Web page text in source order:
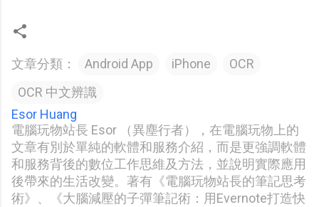
文章分類： Android App iPhone
OCR
OCR 中文辨識
Esor Huang
電腦玩物站長 Esor （異塵行者），在電腦玩物上的
文章有別於單純的軟體和服務介紹，而是更強調軟體
和服務背後的數位工作思維及方法，並說明實際應用
後帶來的生活改變。著有《電腦玩物站長的筆記思考
術》、《大腦減壓的子彈筆記術：用Evernote打造快